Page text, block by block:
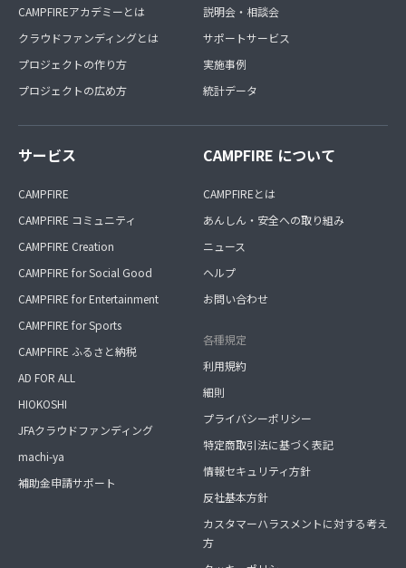
CAMPFIREアカデミーとは
クラウドファンディングとは
プロジェクトの作り方
プロジェクトの広め方
説明会・相談会
サポートサービス
実施事例
統計データ
サービス
CAMPFIRE
CAMPFIRE コミュニティ
CAMPFIRE Creation
CAMPFIRE for Social Good
CAMPFIRE for Entertainment
CAMPFIRE for Sports
CAMPFIRE ふるさと納税
AD FOR ALL
HIOKOSHI
JFAクラウドファンディング
machi-ya
補助金申請サポート
CAMPFIRE について
CAMPFIREとは
あんしん・安全への取り組み
ニュース
ヘルプ
お問い合わせ
各種規定
利用規約
細則
プライバシーポリシー
特定商取引法に基づく表記
情報セキュリティ方針
反社基本方針
カスタマーハラスメントに対する考え
方